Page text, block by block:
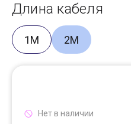
Длина кабеля
1М 2М
Нет в наличии